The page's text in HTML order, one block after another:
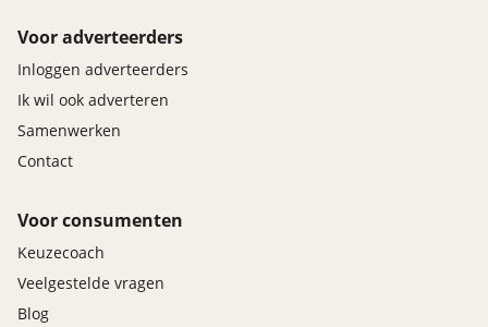
Voor adverteerders
Inloggen adverteerders
Ik wil ook adverteren
Samenwerken
Contact
Voor consumenten
Keuzecoach
Veelgestelde vragen
Blog